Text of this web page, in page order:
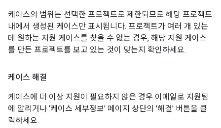
케이스의 범위는 선택한 프로젝트로 제한되므로 해당 프로젝트
내에서 생성된 케이스만 표시됩니다. 프로젝트가 여러 개 있는
데 원하는 지원 케이스를 찾을 수 없는 경우, 해당 지원 케이스
를 만든 프로젝트를 보고 있는 것이 맞는지 확인하세요.
케이스 해결
케이스에 더 이상 지원이 필요하지 않은 경우 이메일로 지원팀
에 알리거나 ‘케이스 세부정보’ 페이지 상단의 '해결' 버튼을 클
릭하세요.